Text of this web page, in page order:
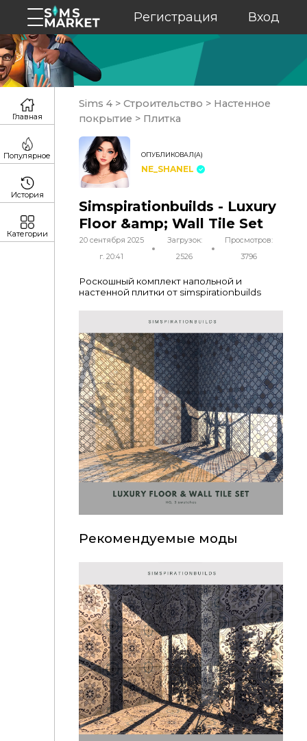
Регистрация Вход
Sims 4 > Строительство > Настенное
покрытие > Плитка
ОПУБЛИКОВАЛ(А)
NE_SHANEL
Simspirationbuilds - Luxury
Floor &amp; Wall Tile Set
20 сентября 2025
г. 20:41
Загрузок:
2526
Просмотров:
3796
Роскошный комплект напольной и
настенной плитки от simspirationbuilds
Рекомендуемые моды
Главная
Популярное
История
Категории